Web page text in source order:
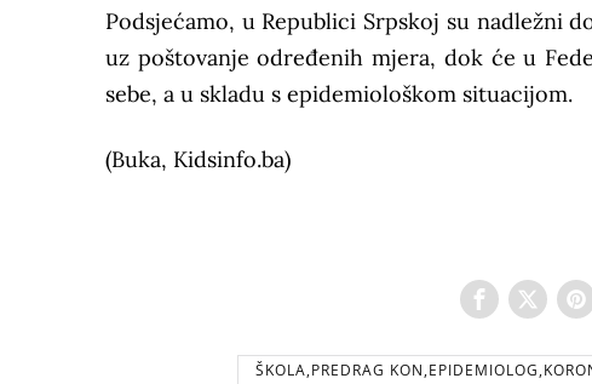
Podsjećamo, u Republici Srpskoj su nadležni
uz poštovanje određenih mjera, dok će u
sebe, a u skladu s epidemiološkom situacijom.
(Buka, Kidsinfo.ba)
ŠKOLA,PREDRAG